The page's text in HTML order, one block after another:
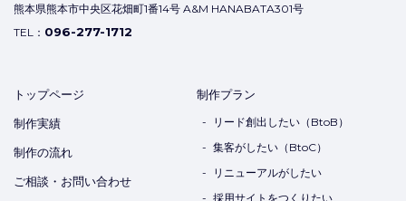
熊本県熊本市中央区花畑町1番14号 A&M HANABATA301号
TEL： 096-277-1712
トップページ
制作実績
制作の流れ
ご相談・お問い合わせ
制作プラン
リード創出したい（BtoB）
集客がしたい（BtoC）
リニューアルがしたい
採用サイトをつくりたい